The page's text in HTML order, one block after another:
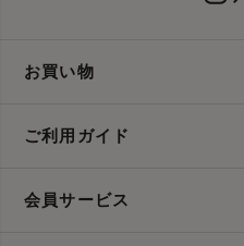
お買い物
ご利用ガイド
会員サービス